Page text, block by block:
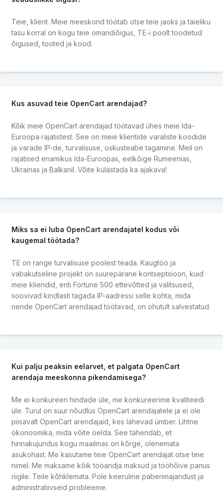
Teie, klient. Meie meeskond töötab otse teie jaoks ja täieliku
tasu korral on kogu teie omandiõigus, TE-i poolt toodetud
õigused, tooted ja kood.
Kus asuvad teie OpenCart arendajad?
Kõik meie OpenCart arendajad töötavad ühes meie Ida-
Euroopa rajatistest. See on meie klientide varaliste koodide
ja varade IP-de, turvalisuse, oskusteabe tagamine. Meil on
rajatised enamikus Ida-Euroopas, eelkõige Rumeenias,
Ukrainas ja Balkanil. Võite külastada ka ajakava!
Miks sa ei luba OpenCart arendajatel kodus või
kaugemal töötada?
TE on range turvalisuse poolest teada. Kaugtöö ja
vabakutseline projekt on suurepärane kontseptsioon, kuid
meie kliendid, eriti Fortune 500 ettevõtted ja valitsused,
soovivad kindlasti tagada IP-aadressi selle kohta, mida
nende OpenCart arendajad töötavad, on ohutult salvestatud.
Kui palju peaksin eelarvet, et palgata OpenCart
arendaja meeskonna pikendamisega?
Me ei konkureeri hindade üle, me konkureerime kvaliteedi
üle. Turul on suur nõudlus OpenCart arendajatele ja ei ole
piisavalt OpenCart arendajaid, kes lähevad ümber. Lihtne
ökonoomika, mida võite öelda. See tähendab, et
hinnakujundus kogu maailmas on kõrge, olenemata
asukohast. Me kasutame teie OpenCart arendajat otse teie
nimel. Me maksame kõik tööandja maksud ja tööhõive panus
riigile. Teile kõhklemata. Pole keeruline paberimajandust ja
administratiivseid probleeme.